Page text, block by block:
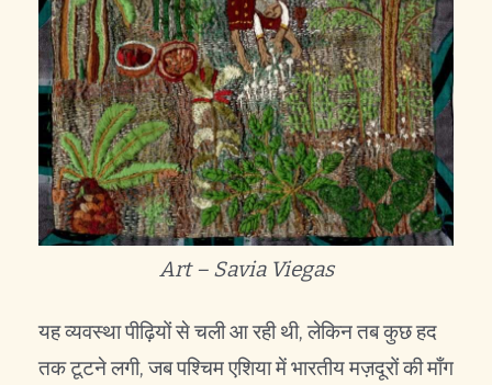
Art – Savia Viegas
यह व्यवस्था पीढ़ियों से चली आ रही थी, लेकिन तब कुछ हद
तक टूटने लगी, जब पश्चिम एशिया में भारतीय मज़दूरों की माँग